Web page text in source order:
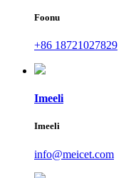
Foonu
+86 18721027829
Imeeli
Imeeli
info@meicet.com